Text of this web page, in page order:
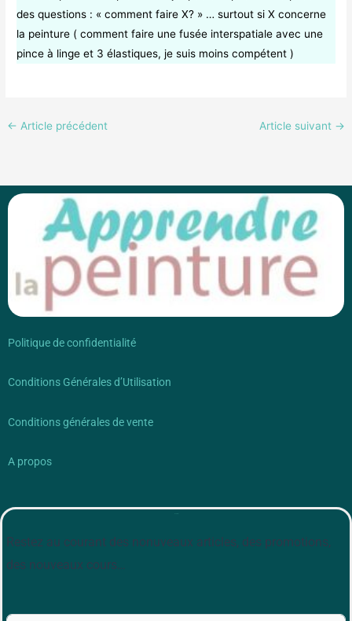
des questions : « comment faire X? » … surtout si X concerne
la peinture ( comment faire une fusée interspatiale avec une
pince à linge et 3 élastiques, je suis moins compétent )
← Article précédent Article suivant →
Politique de confidentialité
Conditions Générales d’Utilisation
Conditions générales de vente
A propos
Restez au courant des nonuveaux articles, des promotions,
des nouveaux cours…